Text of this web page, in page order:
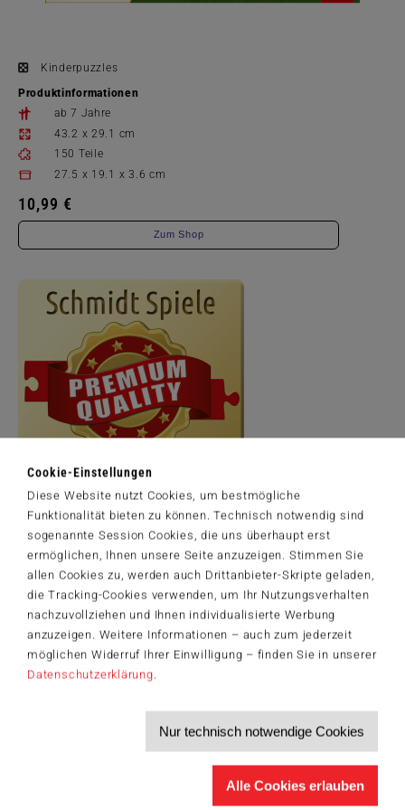
Cookie-Einstellungen
Diese Website nutzt Cookies, um bestmögliche
Funktionalität bieten zu können. Technisch notwendig sind
sogenannte Session Cookies, die uns überhaupt erst
ermöglichen, Ihnen unsere Seite anzuzeigen. Stimmen Sie
allen Cookies zu, werden auch Drittanbieter-Skripte geladen,
die Tracking-Cookies verwenden, um Ihr Nutzungsverhalten
nachzuvollziehen und Ihnen individualisierte Werbung
anzuzeigen. Weitere Informationen – auch zum jederzeit
möglichen Widerruf Ihrer Einwilligung – finden Sie in unserer
Datenschutzerklärung
Nur technisch notwendige Cookies
Alle Cookies erlauben
Kinderpuzzles
Produktinformationen
ab 7 Jahre
43.2 x 29.1 cm
150 Teile
27.5 x 19.1 x 3.6 cm
10,99 €
Zum Shop
©2026 KIDDINX Media GmbH Lahnstr. 21, 12055 Berlin,
Deutschland www.diefussballbande.de
Der Schmidt-Spiele-Newsletter
Jetzt anmelden und 5€ Willkommensrabatt sichern
Produktneuheiten und Sortimentserweiterungen
Aktuelle Themen und Trends aus der Spielewelt